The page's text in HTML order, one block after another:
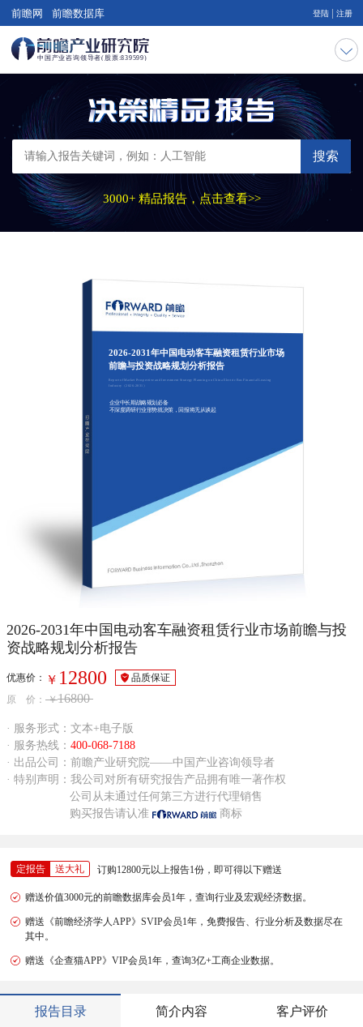
前瞻网 前瞻数据库 登陆 注册
搜索
3000+ 精品报告，点击查看>>
2026-2031年中国电动客车融资租赁行业市场
前瞻与投资战略规划分析报告
Report of Market Prospective and Investment Strategy Planning on China Electric Bus Financial Leasing
Industry（2026-2031）
企业中长期战略规划必备
不深度调研行业形势就决策，回报将无从谈起
2026-2031年中国电动客车融资租赁行业市场前瞻与投
资战略规划分析报告
优惠价： ￥ 12800
品质保证
原 价： ￥16800
· 服务形式：文本+电子版
· 服务热线： 400-068-7188
· 出品公司：前瞻产业研究院——中国产业咨询领导者
· 特别声明：我公司对所有研究报告产品拥有唯一著作权
公司从未通过任何第三方进行代理销售
购买报告请认准
商标
定报告 送大礼 订购12800元以上报告1份，即可得以下赠送
赠送价值3000元的前瞻数据库会员1年，查询行业及宏观经济数据。
赠送《前瞻经济学人APP》SVIP会员1年，免费报告、行业分析及数据尽在
其中。
赠送《企查猫APP》VIP会员1年，查询3亿+工商企业数据。
报告目录 简介内容 客户评价